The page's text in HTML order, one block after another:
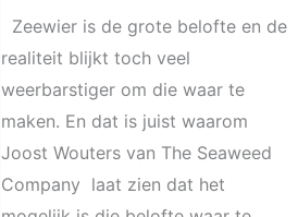
Zeewier is de grote belofte en de
realiteit blijkt toch veel
weerbarstiger om die waar te
maken. En dat is juist waarom
Joost Wouters van The Seaweed
Company laat zien dat het